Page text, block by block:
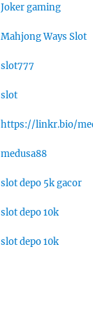
Joker gaming
Mahjong Ways Slot
slot777
slot
https://linkr.bio/
medusa88
slot depo 5k gacor
slot depo 10k
slot depo 10k